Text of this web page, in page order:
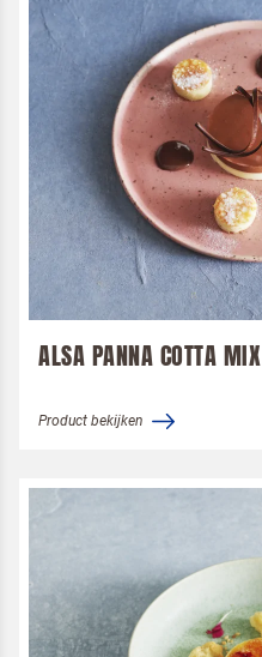
ALSA PANNA COTTA MIX
Product bekijken